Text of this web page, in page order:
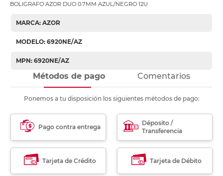
BOLIGRAFO AZOR DUO 0.7MM AZUL/NEGRO 12U
MARCA: AZOR
MODELO: 6920NE/AZ
MPN: 6920NE/AZ
Métodos de pago Comentarios
Ponemos a tu disposición los siguientes métodos de pago:
Pago contra entrega
Déposito /
Transferencia
Tarjeta de Crédito Tarjeta de Débito